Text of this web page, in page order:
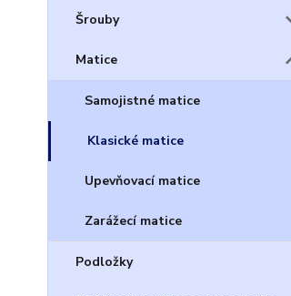
Šrouby
Matice
Samojistné matice
Klasické matice
Upevňovací matice
Zarážecí matice
Podložky